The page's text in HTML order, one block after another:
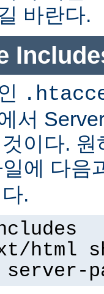
바란다.
서
이다.
에 다음
.
html
server-